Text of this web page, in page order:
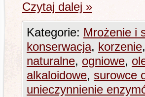
Czytaj dalej »
Kategorie: Mrożenie i
konserwacja, korzenie,
naturalne, ogniowe,
alkaloidowe, surowce
unieczynnienie